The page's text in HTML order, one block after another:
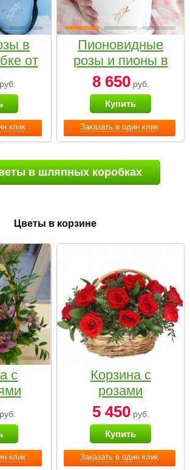
клик
в
от
руб.
Заказать в один клик
Пионовидные
розы и пионы в
белой коробке
Small
8 650руб.
Купить
в шляпных коробках
Цветы в корзине
клик
с
руб.
Заказать в один клик
Корзина с
розами
«Красный
Париж»
5 450руб.
Купить